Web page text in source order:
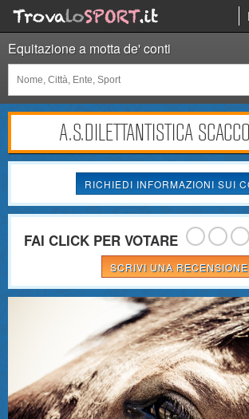
Equitazione a motta de' conti
A.S.DILETTANTISTICA
RICHIEDI INFORMAZIONI SUI
FAI CLICK PER VOTARE
SCRIVI UNA RECENSIONE